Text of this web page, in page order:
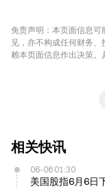
免责声明：本页面信息可
见，亦不构成任何财务
赖本页面信息作出决策。
相关快讯
06-06 01:30
美国股指6月6日